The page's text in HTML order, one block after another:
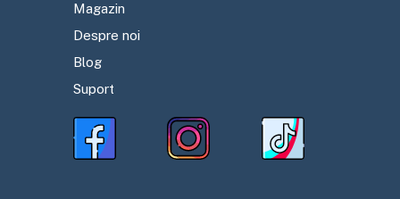
Magazin
Despre noi
Blog
Suport